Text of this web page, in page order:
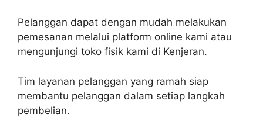
Pelanggan dapat dengan mudah melakukan
pemesanan melalui platform online kami atau
mengunjungi toko fisik kami di Kenjeran.
Tim layanan pelanggan yang ramah siap
membantu pelanggan dalam setiap langkah
pembelian.